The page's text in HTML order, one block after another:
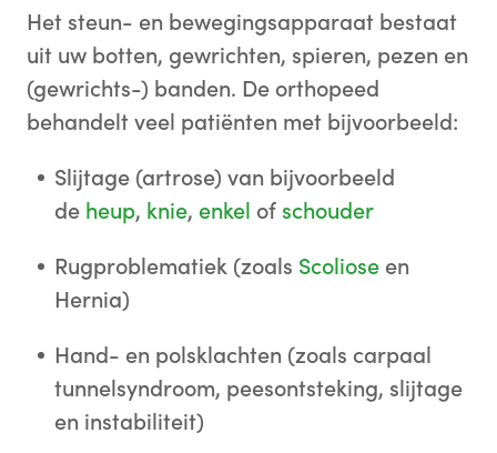
Het steun- en bewegingsapparaat bestaat
uit uw botten, gewrichten, spieren, pezen en
(gewrichts-) banden. De orthopeed
behandelt veel patiënten met bijvoorbeeld:
Slijtage (artrose) van bijvoorbeeld
de heup, knie, enkel of schouder
Rugproblematiek (zoals Scoliose en
Hernia)
Hand- en polsklachten (zoals carpaal
tunnelsyndroom, peesontsteking, slijtage
en instabiliteit)